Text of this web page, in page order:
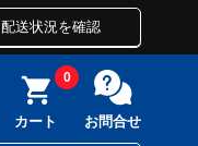
配送状況を確認
カート
0
お問合せ